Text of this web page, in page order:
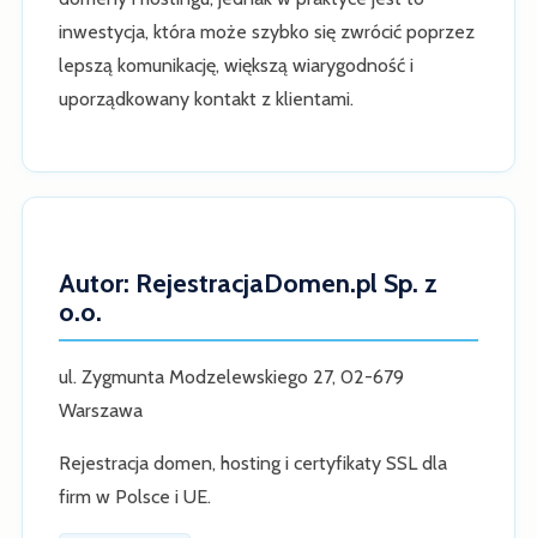
inwestycja, która może szybko się zwrócić poprzez
lepszą komunikację, większą wiarygodność i
uporządkowany kontakt z klientami.
Autor: RejestracjaDomen.pl Sp. z
o.o.
ul. Zygmunta Modzelewskiego 27, 02-679
Warszawa
Rejestracja domen, hosting i certyfikaty SSL dla
firm w Polsce i UE.